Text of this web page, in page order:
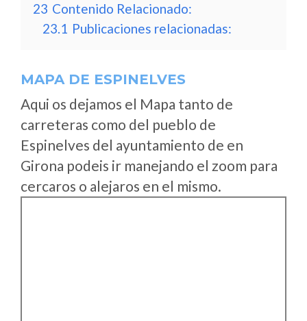
23 Contenido Relacionado:
23.1 Publicaciones relacionadas:
MAPA DE ESPINELVES
Aqui os dejamos el Mapa tanto de
carreteras como del pueblo de
Espinelves del ayuntamiento de en
Girona podeis ir manejando el zoom para
cercaros o alejaros en el mismo.